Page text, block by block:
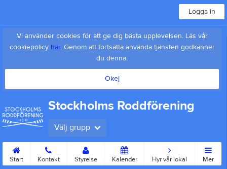
Logga in
Vi använder cookies för att ge dig bästa upplevelsen. Läs vår
cookiepolicy här. Genom att fortsätta använda tjänsten godkänner
du denna.
Okej
Stockholms Roddförening
Välj grupp
Start Kontakt Styrelse Kalender Hyr vår lokal Mer